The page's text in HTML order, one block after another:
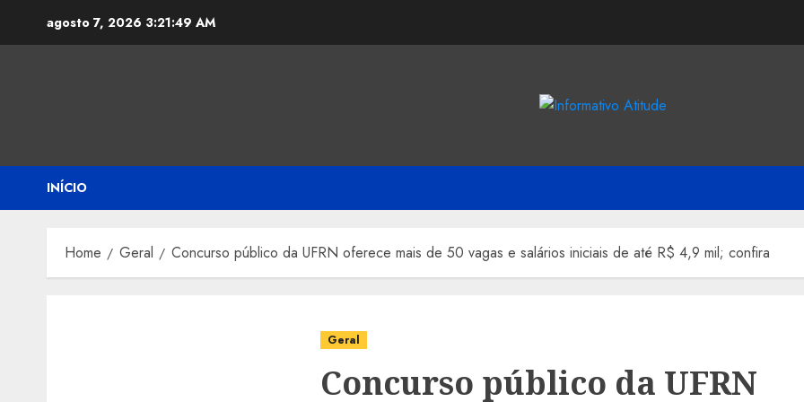
agosto 7, 2026 3:21:49 AM
INÍCIO
Home Geral Concurso público da UFRN oferece mais de 50 vagas e salários iniciais de até R$ 4,9 mil; confira
Geral
Concurso público da UFRN